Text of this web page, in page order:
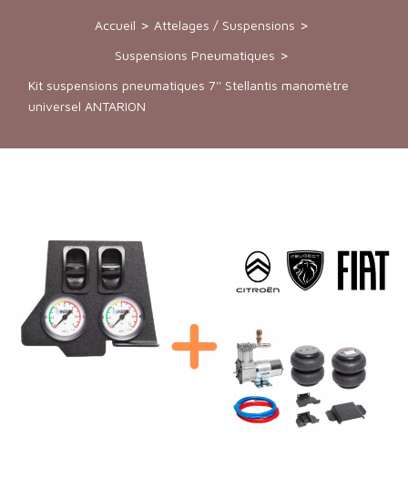
Accueil
Attelages / Suspensions
Suspensions Pneumatiques
Kit suspensions pneumatiques 7'' Stellantis manomètre
universel ANTARION